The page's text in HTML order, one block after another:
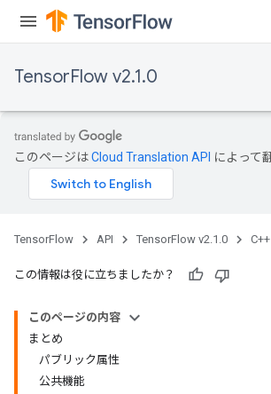
TensorFlow v2.1.0
このページはCloud Translation API によって
TensorFlow API TensorFlow v2.1.0 C++
この情報は役に立ちましたか？
このページの内容
まとめ
パブリック属性
公共機能